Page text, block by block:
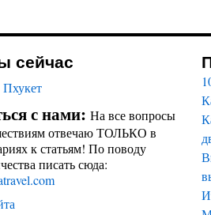
сейчас
Пхукет
с нами:На все вопросы
отвечаю ТОЛЬКО в
к статьям! По поводу
писать сюда: